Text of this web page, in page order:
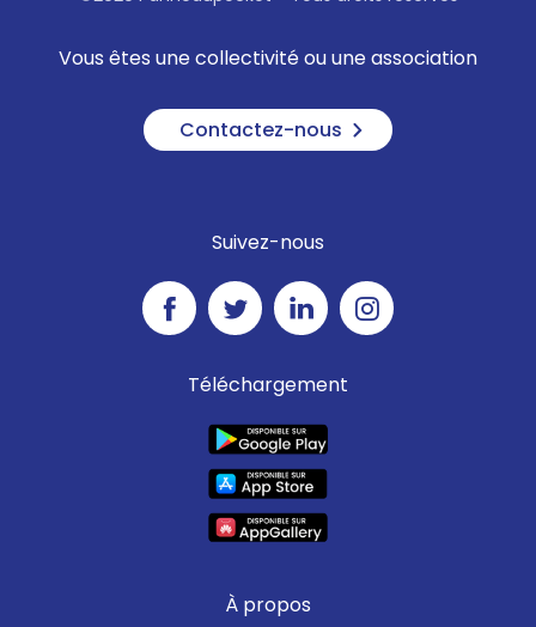
Vous êtes une collectivité ou une association
Contactez-nous
Suivez-nous
Téléchargement
À propos